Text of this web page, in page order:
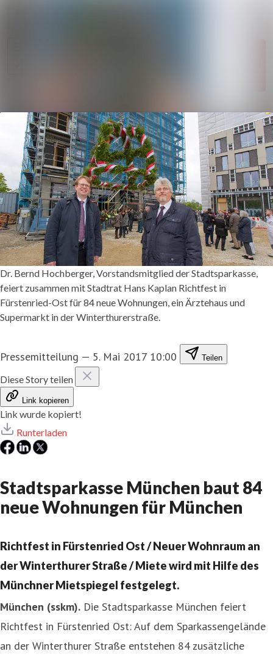
Dr. Bernd Hochberger, Vorstandsmitglied der Stadtsparkasse,
feiert zusammen mit Stadtrat Hans Kaplan Richtfest in
Fürstenried-Ost für 84 neue Wohnungen, ein Ärztehaus und
Supermarkt in der Winterthurerstraße.
Pressemitteilung — 5. Mai 2017 10:00 Teilen
Diese Story teilen
Link kopieren
Link wurde kopiert!
Runterladen
Stadtsparkasse München baut 84
neue Wohnungen für München
Richtfest in Fürstenried Ost / Neuer Wohnraum an
der Winterthurer Straße / Miete wird mit Hilfe des
Münchner Mietspiegel festgelegt.
München (sskm). Die Stadtsparkasse München feiert
Richtfest in Fürstenried Ost: Auf dem Sparkassengelände
an der Winterthurer Straße entstehen 84 zusätzliche